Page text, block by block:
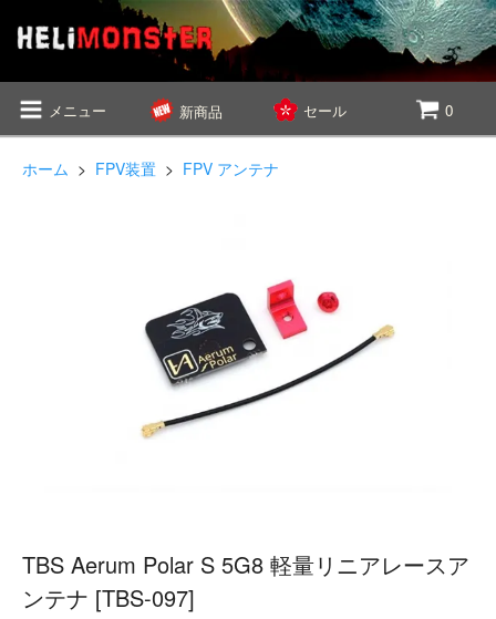
メニュー 新商品 セール 0
ホーム > FPV装置 > FPV アンテナ
TBS Aerum Polar S 5G8 軽量リニアレースア
ンテナ [TBS-097]